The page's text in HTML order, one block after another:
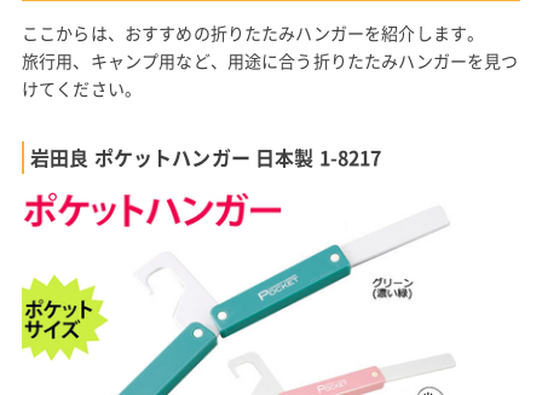
ここからは、おすすめの折りたたみハンガーを紹介します。
旅行用、キャンプ用など、用途に合う折りたたみハンガーを見つ
けてください。
岩田良 ポケットハンガー 日本製 1-8217